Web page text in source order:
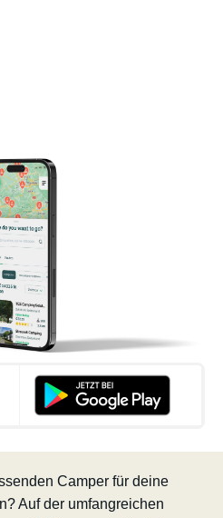
Camper für deine
Auf der umfangreichen